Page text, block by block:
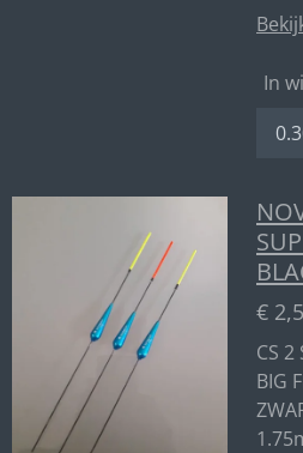
In
€
CS 2
BIG